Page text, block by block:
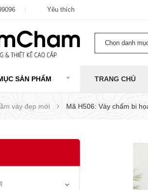
Yêu thích
Chọn danh
SẢN PHẨM TRANG CHỦ
váy đẹp mới Mã H506: Váy chấm bi